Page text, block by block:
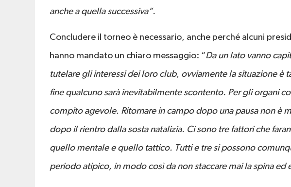
anche a quella successiva”.
Concludere il torneo è necessario, anche perché alcuni
hanno mandato un chiaro messaggio: “Da un lato vanno
tutelare gli interessi dei loro club, ovviamente la situazione è
fine qualcuno sarà inevitabilmente scontento. Per gli organi
compito agevole. Ritornare in campo dopo una pausa non è
dopo il rientro dalla sosta natalizia. Ci sono tre fattori che
quello mentale e quello tattico. Tutti e tre si possono
periodo atipico, in modo così da non staccare mai la spina ed